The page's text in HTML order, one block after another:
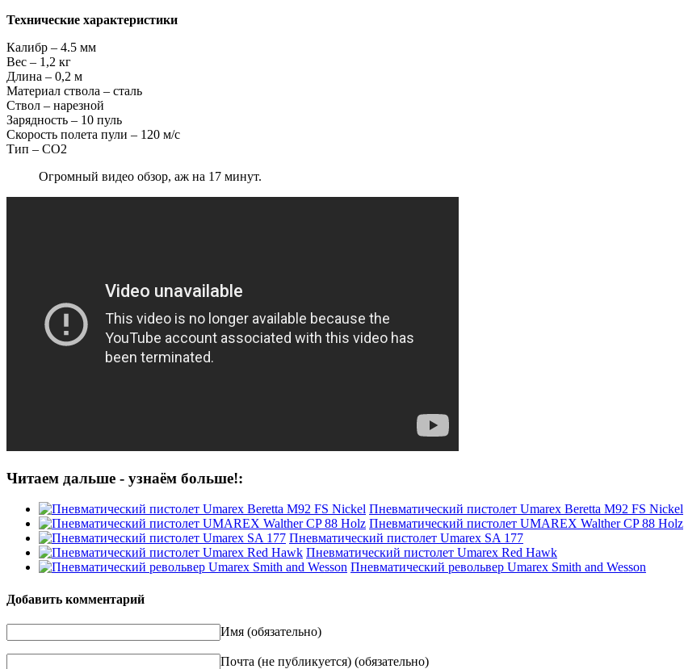
Технические характеристики
Калибр – 4.5 мм
Вес – 1,2 кг
Длина – 0,2 м
Материал ствола – сталь
Ствол – нарезной
Зарядность – 10 пуль
Скорость полета пули – 120 м/с
Тип – CO2
Огромный видео обзор, аж на 17 минут.
Читаем дальше - узнаём больше!:
Пневматический пистолет Umarex Beretta M92 FS Nickel
Пневматический пистолет UMAREX Walther CP 88 Holz
Пневматический пистолет Umarex SA 177
Пневматический пистолет Umarex Red Hawk
Пневматический револьвер Umarex Smith and Wesson
Добавить комментарий
Имя (обязательно)
Почта (не публикуется) (обязательно)